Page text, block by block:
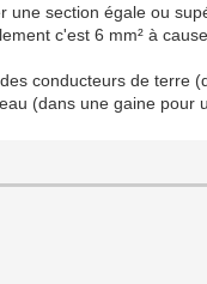
une section égale ou
c'est 6 mm² à
conducteurs de terre
(dans une gaine pour